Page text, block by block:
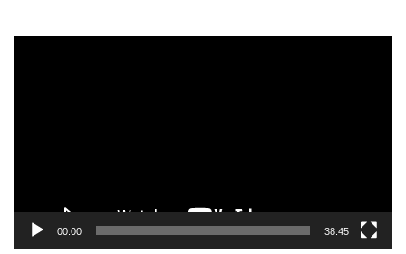
00:00 38:45